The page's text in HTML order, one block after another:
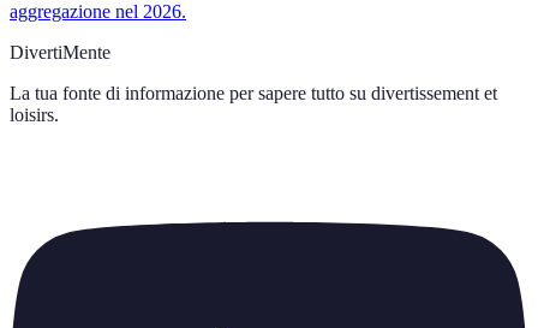
aggregazione nel 2026.
DivertiMente
La tua fonte di informazione per sapere tutto su divertissement et
loisirs.